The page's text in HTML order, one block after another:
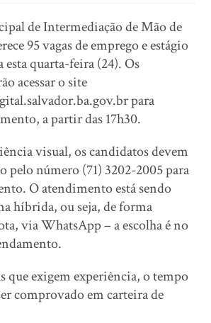
de Intermediação de Mão de
95 vagas de emprego e estágio
esta quarta-feira (24). Os
acessar o site
para
a partir das 17h30.
visual, os candidatos devem
pelo número (71) 3202-2005 para
O atendimento está sendo
híbrida, ou seja, de forma
via WhatsApp – a escolha é no
que exigem experiência, o tempo
comprovado em carteira de